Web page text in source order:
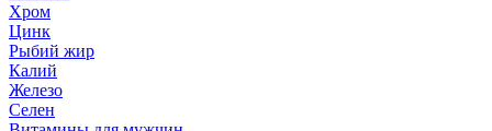
Хром
Цинк
Рыбий жир
Калий
Железо
Селен